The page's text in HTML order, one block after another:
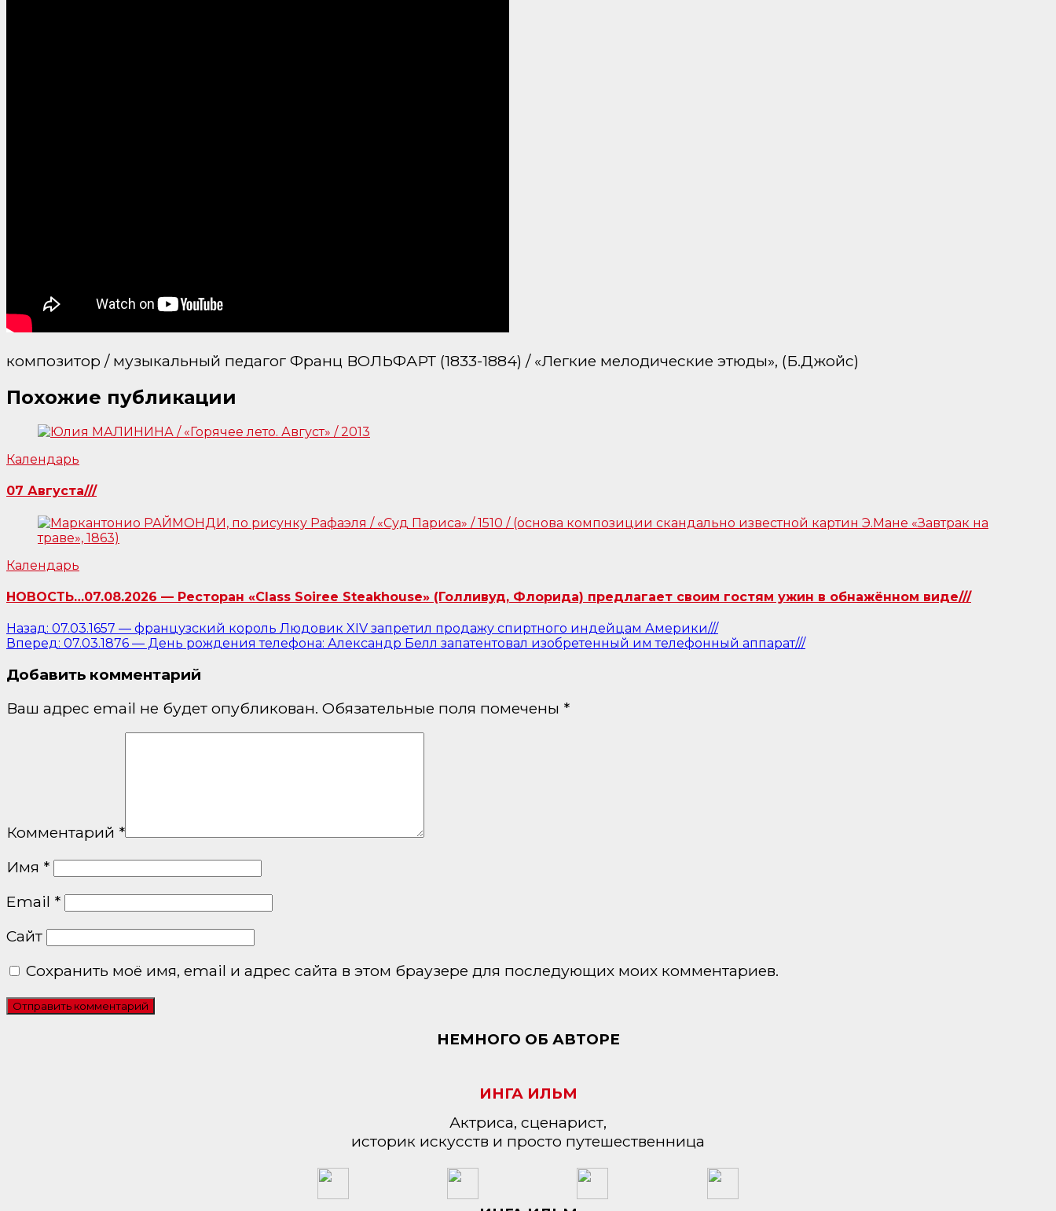
композитор / музыкальный педагог Франц ВОЛЬФАРТ (1833-1884) / «Легкие мелодические этюды», (Б.Джойс)
Похожие публикации
Календарь
07 Августа///
Календарь
НОВОСТЬ…07.08.2026 — Ресторан «Class Soiree Steakhouse» (Голливуд, Флорида) предлагает своим гостям ужин в обнажённом виде///
Навигация
по
записям
Назад: 07.03.1657 — французский король Людовик XIV запретил продажу спиртного индейцам Америки///
Вперед: 07.03.1876 — День рождения телефона: Александр Белл запатентовал изобретенный им телефонный аппарат///
Добавить комментарий
Ваш адрес email не будет опубликован. Обязательные поля помечены *
Комментарий *
Имя *
Email *
Сайт
Сохранить моё имя, email и адрес сайта в этом браузере для последующих моих комментариев.
НЕМНОГО ОБ АВТОРЕ
ИНГА ИЛЬМ
Актриса, сценарист,
историк искусств и просто путешественница